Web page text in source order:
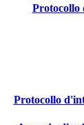
Protocollo
Protocollo